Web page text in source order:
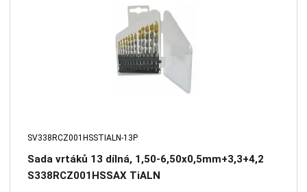
SV338RCZ001HSSTIALN-13P
Sada vrtáků 13 dílná, 1,50-6,50x0,5mm+3,3+4,2
S338RCZ001HSSAX TiALN